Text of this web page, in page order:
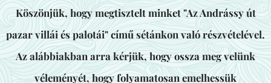
Köszönjük, hogy megtisztelt minket "Az Andrássy út
pazar villái és palotái" című sétánkon való részvételével.
Az alábbiakban arra kérjük, hogy ossza meg velünk
véleményét, hogy folyamatosan emelhessük